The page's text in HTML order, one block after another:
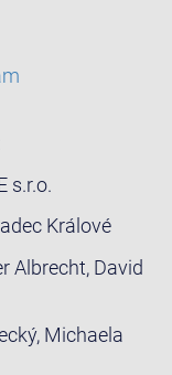
s.r.o.
Králové
Albrecht, David
Michaela